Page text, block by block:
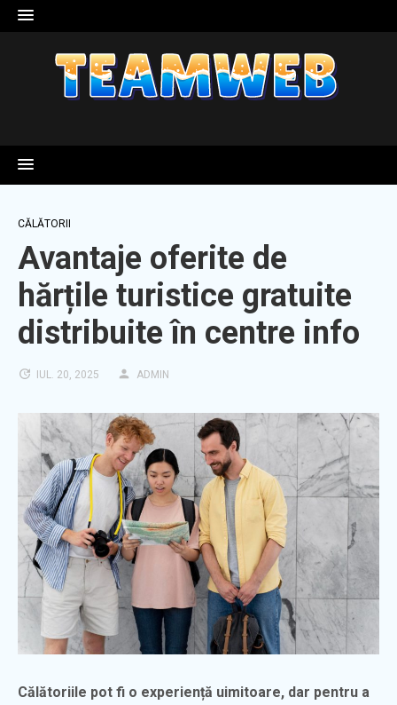
Skip
to
CĂLĂTORII
Avantaje oferite de
hărțile turistice gratuite
distribuite în centre info
IUL. 20, 2025 ADMIN
Călătoriile pot fi o experiență uimitoare, dar pentru a